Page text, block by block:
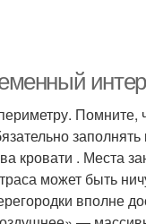
Помните,
кровати . Места
может быть
вполне